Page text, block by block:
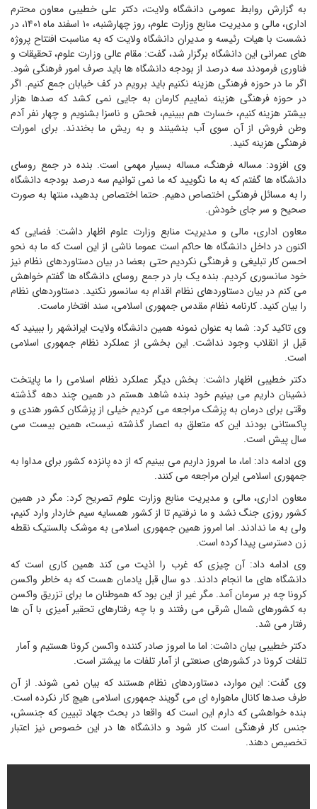
به گزارش روابط عمومی دانشگاه ولایت، دکتر علی خطیبی معاون محترم
اداری، مالی و مدیریت منابع وزارت علوم، روز چهارشنبه، ۱۰ اسفند ماه ۱۴۰۱، در
نشست با هیات رئیسه و مدیران دانشگاه ولایت که به مناسبت افتتاح پروژه
های عمرانی این دانشگاه برگزار شد، گفت: مقام عالی وزارت علوم، تحقیقات و
فناوری فرمودند سه درصد از بودجه دانشگاه ها باید صرف امور فرهنگی شود.
اگر ما در حوزه فرهنگی هزینه نکنیم باید برویم در کف خیابان جمع کنیم. اگر
در حوزه فرهنگی هزینه نماییم کارمان به جایی نمی کشد که صدها هزار
بیشتر هزینه کنیم، خسارت هم ببینیم، فحش و ناسزا بشنویم و چهار نفر آدم
وطن فروش از آن سوی آب بنشینند و به ریش ما بخندند. برای امورات
فرهنگی هزینه کنید.
وی افزود: مساله فرهنگ، مساله بسیار مهمی است‌. بنده در جمع روسای
دانشگاه ها گفتم که به ما نگویید که ما نمی توانیم سه درصد بودجه دانشگاه
را به مسائل فرهنگی اختصاص دهیم‌. حتما اختصاص بدهید، منتها به صورت
صحیح و سر جای خودش.
معا‌ون اداری، مالی و مدیریت منابع وزارت علوم اظهار داشت: فضایی که
اکنون در داخل دانشگاه ها حاکم است عموما ناشی از این است که ما به نحو
احسن کار تبلیغی و فرهنگی نکردیم حتی بعضا در بیان دستاوردهای نظام نیز
خود سانسوری کردیم. بنده یک بار در جمع روسای دانشگاه ها گفتم خواهش
می کنم در بیان دستاوردهای نظام اقدام به سانسور نکنید. دستاوردهای نظام
را بیان کنید. کارنامه نظام مقدس جمهوری اسلامی، سند افتخار ماست.
وی تاکید کرد: شما به عنوان نمونه همین دانشگاه ولایت ایرانشهر را ببینید که
قبل از انقلاب وجود نداشت. این بخشی از عملکرد نظام جمهوری اسلامی
است.
دکتر خطیبی اظهار داشت: بخش دیگر عملکرد نظام اسلامی را ما پایتخت
نشینان داریم می بینیم خود بنده شاهد هستم در همین چند دهه گذشته
وقتی برای درمان به پزشک مراجعه می کردیم خیلی از پزشکان کشور هندی و
پاکستانی بودند این که متعلق به اعصار گذشته نیست، همین بیست سی
سال پیش است.
وی ادامه داد: اما، ما امروز داریم می بینیم که از ده پانزده کشور برای مداوا به
جمهوری اسلامی ایران مراجعه می کنند.
معاون اداری، مالی و مدیریت منابع وزارت علوم تصریح کرد: مگر در همین
کشور روزی جنگ نشد و ما نرفتیم تا از کشور همسایه سیم خاردار وارد کنیم،
ولی به ما ندادند. اما امروز همین جمهوری اسلامی به موشک بالستیک نقطه
زن دسترسی پیدا کرده است.
وی ادامه داد: آن چیزی که غرب را اذیت می کند همین کاری است که
دانشگاه های ما انجام دادند. دو سال قبل یادمان هست که به خاطر ‌واکسن
کر‌ونا چه بر سرمان آمد. مگر غیر از این بود که هموطنان ما برای تزریق واکسن
به کشورهای شمال شرقی می رفتند و با چه رفتارهای تحقیر آمیزی با آن ها
رفتار می شد.
دکتر خطیبی بیان داشت: اما ما امروز صادر کننده ‌واکسن کرونا هستیم و آمار
تلفات کرونا در کشورهای صنعتی از آمار تلفات ما بیشتر است.
وی گفت: این موارد، دستاوردهای نظام هستند که بیان نمی شوند. از آن
طرف صدها کانال ماهواره ای می گویند جمهوری اسلامی هیچ کار نکرده است.
بنده خواهشی که دارم این است که واقعا در بحث جهاد تبیین که جنسش،
جنس کار فرهنگی است کار شود و دانشگاه ها در این خصوص نیز اعتبار
تخصیص دهند.